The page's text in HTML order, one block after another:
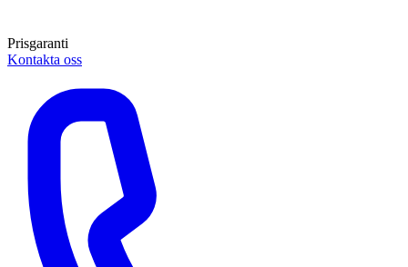
Prisgaranti
Kontakta oss